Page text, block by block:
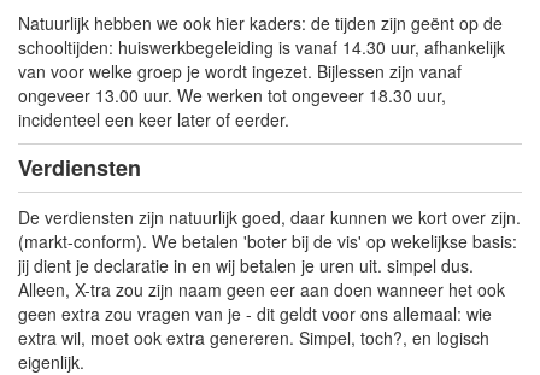
Natuurlijk hebben we ook hier kaders: de tijden zijn geënt op de
schooltijden: huiswerkbegeleiding is vanaf 14.30 uur, afhankelijk
van voor welke groep je wordt ingezet. Bijlessen zijn vanaf
ongeveer 13.00 uur. We werken tot ongeveer 18.30 uur,
incidenteel een keer later of eerder.
Verdiensten
De verdiensten zijn natuurlijk goed, daar kunnen we kort over zijn.
(markt-conform). We betalen 'boter bij de vis' op wekelijkse basis:
jij dient je declaratie in en wij betalen je uren uit. simpel dus.
Alleen, X-tra zou zijn naam geen eer aan doen wanneer het ook
geen extra zou vragen van je - dit geldt voor ons allemaal: wie
extra wil, moet ook extra genereren. Simpel, toch?, en logisch
eigenlijk.